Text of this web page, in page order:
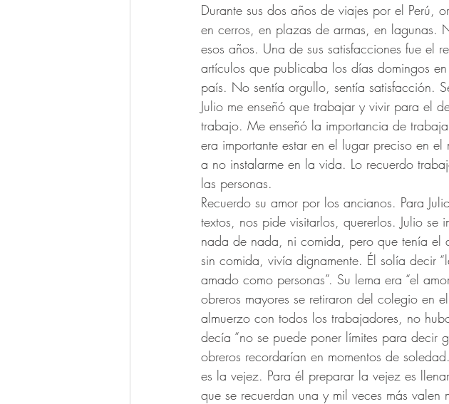
Durante sus dos años de viajes por el Perú,
en cerros, en plazas de armas, en lagunas.
esos años. Una de sus satisfacciones fue el
artículos que publicaba los días domingos
país. No sentía orgullo, sentía satisfacción.
Julio me enseñó que trabajar y vivir para el
trabajo. Me enseñó la importancia de
era importante estar en el lugar preciso en
a no instalarme en la vida. Lo recuerdo
las personas.
Recuerdo su amor por los ancianos. Para
textos, nos pide visitarlos, quererlos. Julio
nada de nada, ni comida, pero que tenía el
sin comida, vivía dignamente. Él solía decir
amado como personas”. Su lema era “el
obreros mayores se retiraron del colegio en
almuerzo con todos los trabajadores, no
decía “no se puede poner límites para decir
obreros recordarían en momentos de
es la vejez. Para él preparar la vejez es
que se recuerdan una y mil veces más